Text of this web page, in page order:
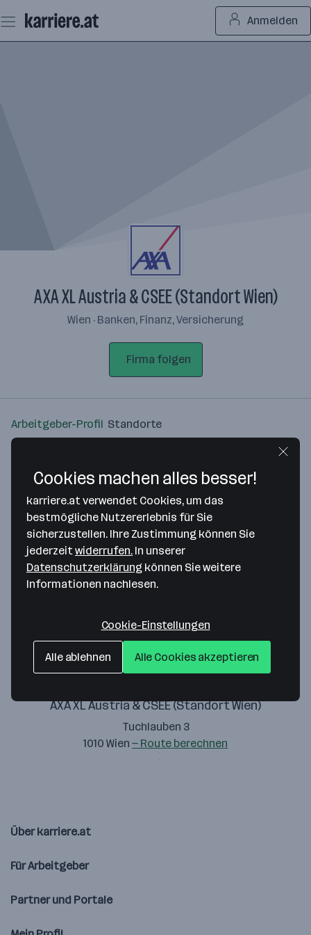
Seiteninhalt
springen
Anmelden
AXA XL Austria & CSEE (Standort Wien)
Wien · Banken, Finanz, Versicherung
Firma folgen
Arbeitgeber-Profil Standorte
Bitte stimme unseren Cookie-
Richtlinien zu, um diese Karte
anzuzeigen.
AXA XL Austria & CSEE (Standort Wien)
Tuchlauben 3
1010 Wien — Route berechnen
Über karriere.at
Für Arbeitgeber
Partner und Portale
Cookies machen alles besser!
karriere.at verwendet Cookies, um das
bestmögliche Nutzererlebnis für Sie
sicherzustellen. Ihre Zustimmung können Sie
jederzeitwiderrufen. In unserer
Datenschutzerklärung können Sie weitere
Informationen nachlesen.
Cookie-Einstellungen
Alle ablehnen Alle Cookies akzeptieren